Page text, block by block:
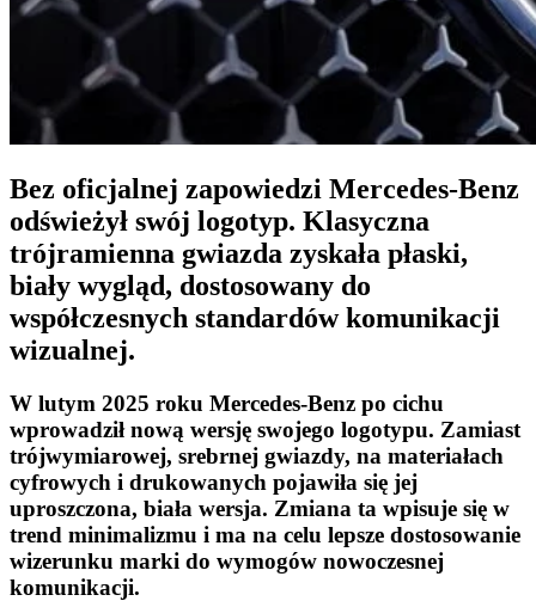
Bez oficjalnej zapowiedzi Mercedes-Benz
odświeżył swój logotyp. Klasyczna
trójramienna gwiazda zyskała płaski,
biały wygląd, dostosowany do
współczesnych standardów komunikacji
wizualnej.
W lutym 2025 roku Mercedes-Benz po cichu
wprowadził nową wersję swojego logotypu. Zamiast
trójwymiarowej, srebrnej gwiazdy, na materiałach
cyfrowych i drukowanych pojawiła się jej
uproszczona, biała wersja. Zmiana ta wpisuje się w
trend minimalizmu i ma na celu lepsze dostosowanie
wizerunku marki do wymogów nowoczesnej
komunikacji.